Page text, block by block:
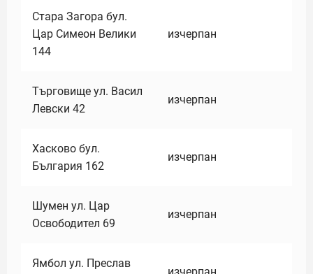
Стара Загора бул.
Цар Симеон Велики
144
изчерпан
Търговище ул. Васил
Левски 42
изчерпан
Хасково бул.
България 162
изчерпан
Шумен ул. Цар
Освободител 69
изчерпан
Ямбол ул. Преслав